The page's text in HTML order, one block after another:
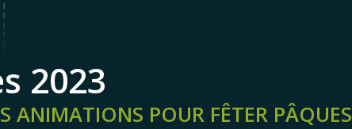
2023
ANIMATIONS POUR FÊTER PÂQUES